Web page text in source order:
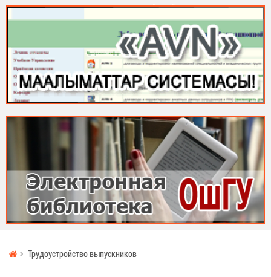
Трудоустройство выпускников